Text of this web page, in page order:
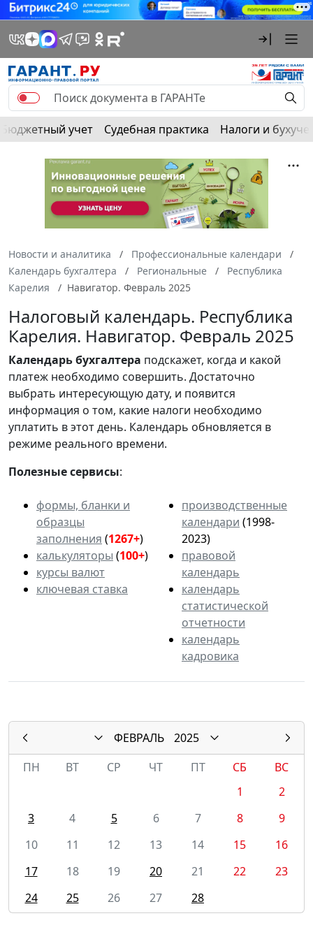
Бюджетный учет Судебная практика Налоги и
Новости и аналитика
Профессиональные календари
Календарь бухгалтера
Региональные
Республика
Карелия
Навигатор. Февраль 2025
Налоговый календарь. Республика
Карелия. Навигатор. Февраль 2025
Календарьбухгалтера подскажет, когда и какой
платеж необходимо совершить. Достаточно
выбрать интересующую дату, и появится
информация о том, какие налоги необходимо
уплатить в этот день. Календарь обновляется в
режиме реального времени.
Полезные сервисы:
формы, бланки и
образцы
заполнения (1267+)
калькуляторы (100+)
курсы валют
ключевая ставка
производственные
календари (1998-
2023)
правовой
календарь
календарь
статистической
отчетности
календарь
кадровика
ФЕВРАЛЬ
2025
ПН
ВТ СР ЧТ ПТ СБ
ВС
1
2
3
4 5 6 7 8
9
10
11 12 13 14 15
16
17
18 19 20 21 22
23
24
25 26 27 28